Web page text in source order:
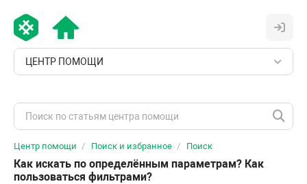
ЦЕНТР ПОМОЩИ
Центр помощи Поиск и избранное Поиск
Как искать по определённым параметрам? Как
пользоваться фильтрами?